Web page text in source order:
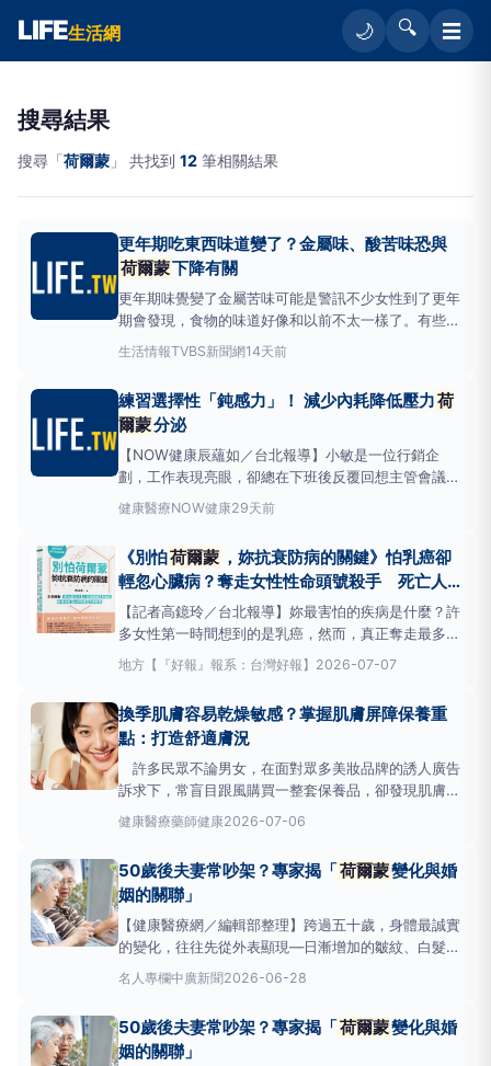
LIFE生活網 🌙 🔍 ☰
搜尋結果
搜尋「荷爾蒙 」 共找到 12 筆相關結果
更年期吃東西味道變了？金屬味、酸苦味恐與
荷爾蒙下降有關
更年期味覺變了金屬苦味可能是警訊不少女性到了更年
期會發現，食物的味道好像和以前不太一樣了。有些人
會覺得味道變淡了，甚至覺得嘴巴有點苦苦的、有金屬
的味道，甚至對於一些食物的喜好也改變了。這些現
醫院婦產部主治醫師林語涵表示在我們更年期最大
生活情報TVBS新聞網14天前
練習選擇性「鈍感力」！ 減少內耗降低壓力荷
爾蒙分泌
【NOW健康辰蘊如／台北報導】小敏是一位行銷企
劃，工作表現亮眼，卻總在下班後反覆回想主管會議中
的一個眼神、同事說話時的一絲語氣，甚至一條未讀的
訊息也能讓她反芻思考輾轉難眠、腦中不停思量打轉。
據全球調查機構St
健康醫療NOW健康29天前
《別怕荷爾蒙 ，妳抗衰防病的關鍵》怕乳癌卻
輕忽心臟病？奪走女性性命頭號殺手 死亡人
數竟是乳癌6倍
【記者高鐿玲／台北報導】妳最害怕的疾病是什麼？許
多女性第一時間想到的是乳癌，然而，真正奪走最多女
性性命的，卻是另一個平時讓人毫無感覺的沉默殺手。
就在2025年11月，美國食品暨藥物管理局（FDA）宣
框警告」，坦言過去的風險被誇大，這項政
地方 【『好報』報系：台灣好報】 2026-07-07
換季肌膚容易乾燥敏感？掌握肌膚屏障保養重
點：打造舒適膚況
許多民眾不論男女，在面對眾多美妝品牌的誘人廣告
訴求下，常盲目跟風購買一整套保養品，卻發現肌膚不
是越洗越乾，就是冷氣房進出間成了「外油內乾」。台
灣專業保養品牌「FARMELL法媚兒」指出，皮膚保養
與荷爾蒙都會改變膚質。有正確的護膚認知，明白肌
膚真正的
健康醫療藥師健康2026-07-06
50歲後夫妻常吵架？專家揭「荷爾蒙變化與婚
姻的關聯」
【健康醫療網／編輯部整理】跨過五十歲，身體最誠實
的變化，往往先從外表顯現—日漸增加的皺紋、白髮，
以及逐漸寬鬆的腰圍。然而，真正震盪的核心，其實來
自體內的
荷爾蒙
緒、睡眠、體力、骨質與代謝運作，甚至影響性慾與整
體活力。當這套
名人專欄中廣新聞2026-06-28
50歲後夫妻常吵架？專家揭「荷爾蒙變化與婚
姻的關聯」